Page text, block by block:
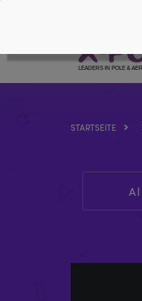
STARTSEITE